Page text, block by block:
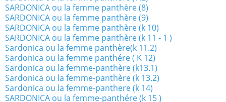
SARDONICA ou la femme panthère (8)
SARDONICA ou la femme panthère (9)
SARDONICA ou la femme panthère (k 10)
SARDONICA ou la femme panthère (k 11 - 1 )
Sardonica ou la femme panthère(k 11.2)
Sardonica ou la femme panthére ( K 12)
Sardonica ou la femme-panthère (k13.1)
Sardonica ou la femme-panthère (k 13.2)
Sardonica ou la femme-panthere (k 14)
SARDONICA ou la femme-panthére (k 15 )